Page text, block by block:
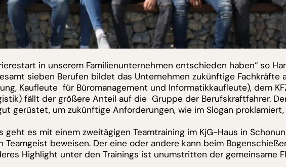
in unserem Familienunternehmen entschieden haben“ so
sieben Berufen bildet das Unternehmen zukünftige Fachkräfte
Kaufleute für Büromanagement und Informatikkaufleute), dem
fällt der größere Anteil auf die Gruppe der Berufskraftfahrer.
gerüstet, um zukünftige Anforderungen, wie im Slogan
es mit einem zweitägigen Teamtraining im KjG-Haus in
beweisen. Der eine oder andere kann beim
Highlight unter den Trainings ist unumstritten der gemeinsame